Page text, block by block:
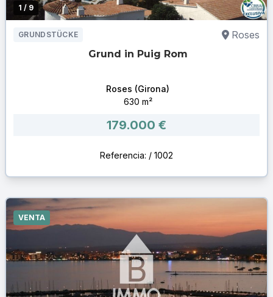
1 / 9
GRUNDSTÜCKE Roses
Grund in Puig Rom
Roses (Girona)
630 m²
179.000 €
Referencia: / 1002
VENTA